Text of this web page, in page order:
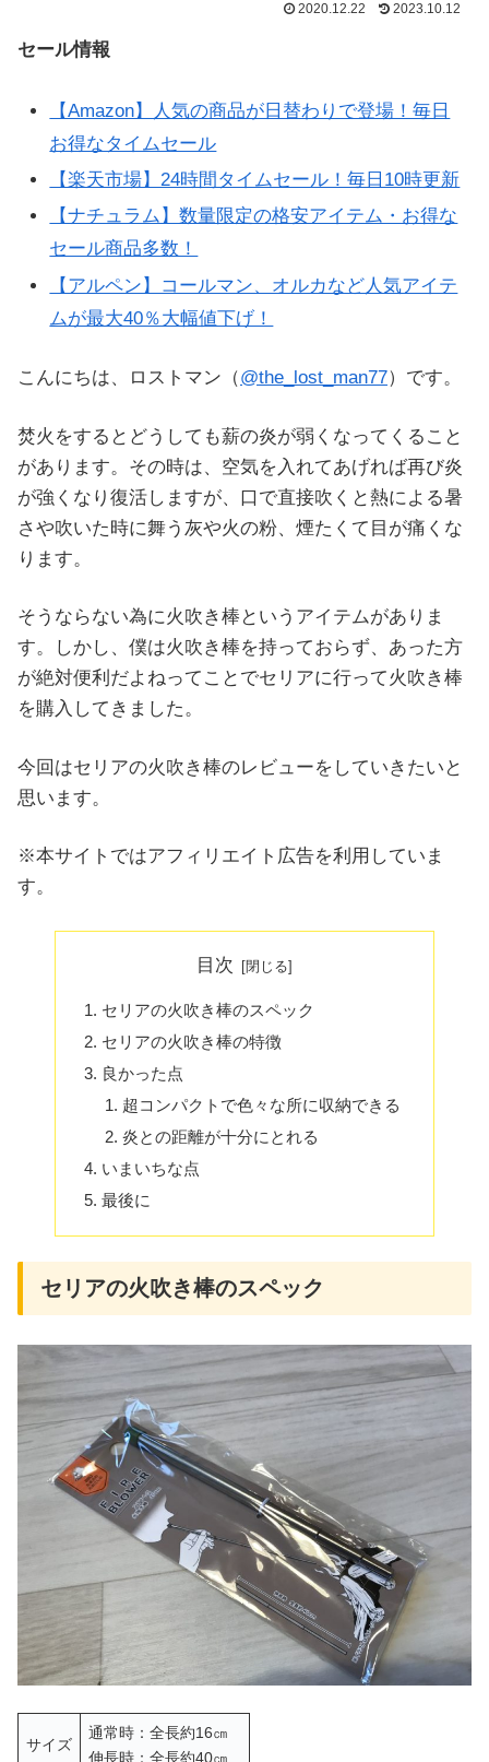
2020.12.22 2023.10.12
セール情報
【Amazon】人気の商品が日替わりで登場！毎日
お得なタイムセール
【楽天市場】24時間タイムセール！毎日10時更新
【ナチュラム】数量限定の格安アイテム・お得な
セール商品多数！
【アルペン】コールマン、オルカなど人気アイテ
ムが最大40％大幅値下げ！
こんにちは、ロストマン（@the_lost_man77）です。
焚火をするとどうしても薪の炎が弱くなってくること
があります。その時は、空気を入れてあげれば再び炎
が強くなり復活しますが、口で直接吹くと熱による暑
さや吹いた時に舞う灰や火の粉、煙たくて目が痛くな
ります。
そうならない為に火吹き棒というアイテムがありま
す。しかし、僕は火吹き棒を持っておらず、あった方
が絶対便利だよねってことでセリアに行って火吹き棒
を購入してきました。
今回はセリアの火吹き棒のレビューをしていきたいと
思います。
※本サイトではアフィリエイト広告を利用していま
す。
目次
セリアの火吹き棒のスペック
セリアの火吹き棒の特徴
良かった点
超コンパクトで色々な所に収納できる
炎との距離が十分にとれる
いまいちな点
最後に
セリアの火吹き棒のスペック
サイズ
通常時：全長約16㎝
伸長時：全長約40㎝